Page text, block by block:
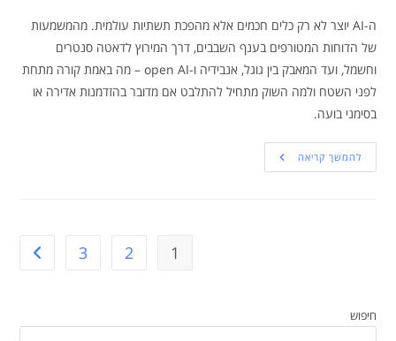
ה-AI יוצר לא רק כלים חכמים אלא מהפכת תשתיות עולמית. מהמשמעות
של הדוחות המטורפים בענף השבבים, דרך המירוץ לדאטה סנטרים
וחשמל, ועד המאבק בין גוגל, אנבידיה ו-open AI – מה באמת קורה מתחת
לפני השטח ולמה השוק מתחיל להתלבט אם מדובר בהזדמנות אדירה או
בסימני בועה.
להמשך קריאה
1
2
3
חיפוש